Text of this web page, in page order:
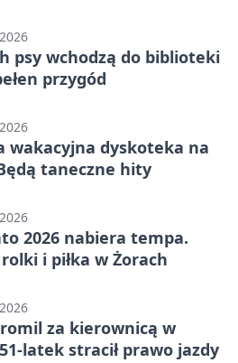
psy wchodzą do biblioteki
przygód
wakacyjna dyskoteka na
taneczne hity
2026 nabiera tempa.
i piłka w Żorach
za kierownicą w
latek stracił prawo jazdy